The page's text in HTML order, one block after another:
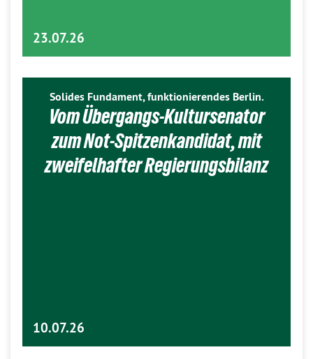
23.07.26
Solides Fundament, funktionierendes Berlin.
Vom Übergangs-Kultursenator
zum Not-Spitzenkandidat, mit
zweifelhafter Regierungsbilanz
10.07.26